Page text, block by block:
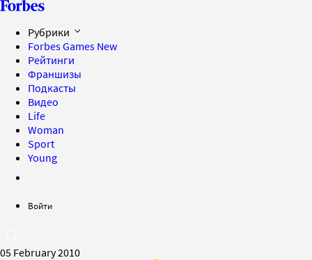
Рубрики
Forbes Games New
Рейтинги
Франшизы
Подкасты
Видео
Life
Woman
Sport
Young
Войти
05 February 2010